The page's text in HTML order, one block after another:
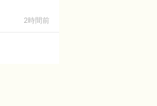
2時間前